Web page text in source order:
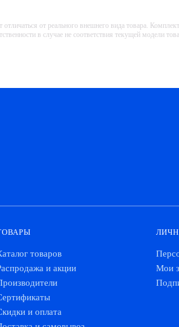
от реального внешнего вида товара.
в случае не соответствия текущей модели
товаров
и акции
и оплата
Мои